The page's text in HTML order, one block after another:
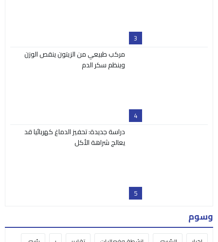
3
4
مركب طبيعي من الزيتون ينقص الوزن
وينظم سكر الدم
5
دراسة جديدة: تحفيز الدماغ كهربائيا قد
يعالج شراهة الأكل
وسوم